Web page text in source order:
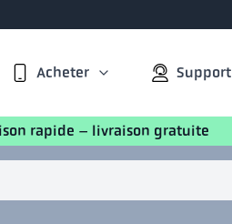
Acheter Support
rapide – livraison gratuite